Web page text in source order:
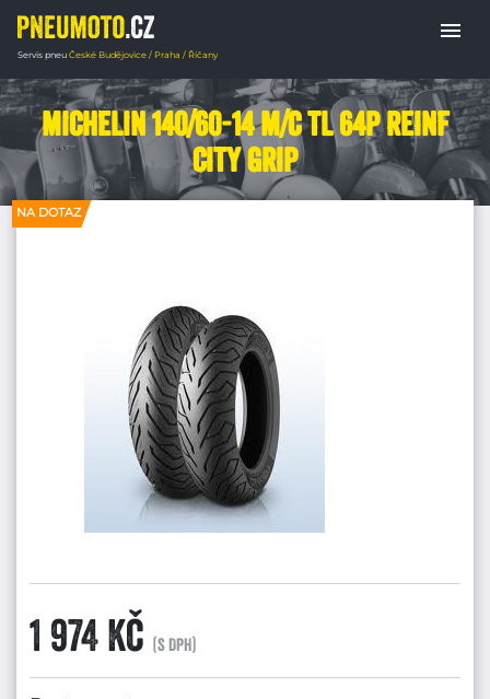
Servis pneu České Budějovice / Praha / Říčany
menu
Domů PNEUMATIKY MOTORKY Scooter
Michelin 140/60-14 M/C TL 64P REINF
CITY GRIP
NA DOTAZ
1 974 Kč (s DPH)